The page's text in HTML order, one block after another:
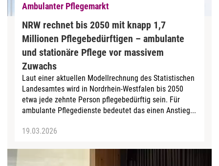
Ambulanter Pflegemarkt
NRW rechnet bis 2050 mit knapp 1,7
Millionen Pflegebedürftigen – ambulante
und stationäre Pflege vor massivem
Zuwachs
Laut einer aktuellen Modellrechnung des Statistischen
Landesamtes wird in Nordrhein-Westfalen bis 2050
etwa jede zehnte Person pflegebedürftig sein. Für
ambulante Pflegedienste bedeutet das einen Anstieg...
19.03.2026